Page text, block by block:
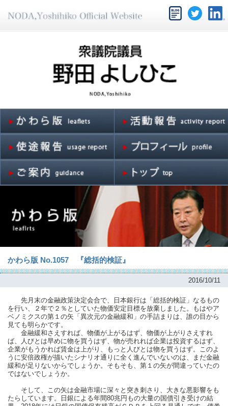
かわら版 No.1057 『総括的検証』
2016/10/11
先月末の金融政策決定会合で、日本銀行は「総括的検証」なるもの
を行い、２年で２％としていた物価安定目標を放棄しました。もはやア
ベノミクスの第１の矢「異次元の金融緩和」の手詰まりは、誰の目から
見ても明らかです。
金融緩和さえすれば、物価が上がるはず、物価が上がりさえすれ
ば、人びとは早めに物を買うはず、物が売れれば企業は投資するはず、
企業がもうかれば賃金は上がり、もっと人びとは物を買うはず。このよ
うに安倍政権が描いたシナリオ通りに全く進んでいないのは、まだ金融
緩和が足りないからでしょうか。そもそも、第１の矢が間違っていたの
ではないでしょうか。
そして、この矢は金融市場に深々と突き刺さり、大きな悪影響をも
たらしています。日銀による年間80兆円もの大量の国債引き受けの結